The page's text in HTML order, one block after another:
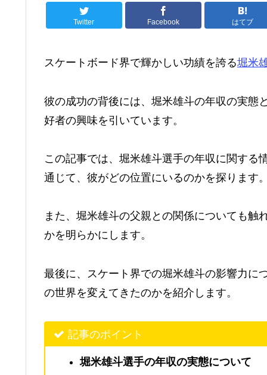
Twitter Facebook はてブ
スケートボード界で輝かしい功績を誇る堀米
彼の成功の背後には、堀米雄斗の年収の実態
好者の興味を引いています。
この記事では、堀米雄斗選手の年収に関する
通じて、彼がどの位置にいるのかを探ります
また、堀米雄斗の父親との関係についても触
かを明らかにします。
最後に、スケート界での堀米雄斗の影響力に
の世界を変えてきたのかを紹介します。
記事のポイント
堀米雄斗選手の年収の実態について